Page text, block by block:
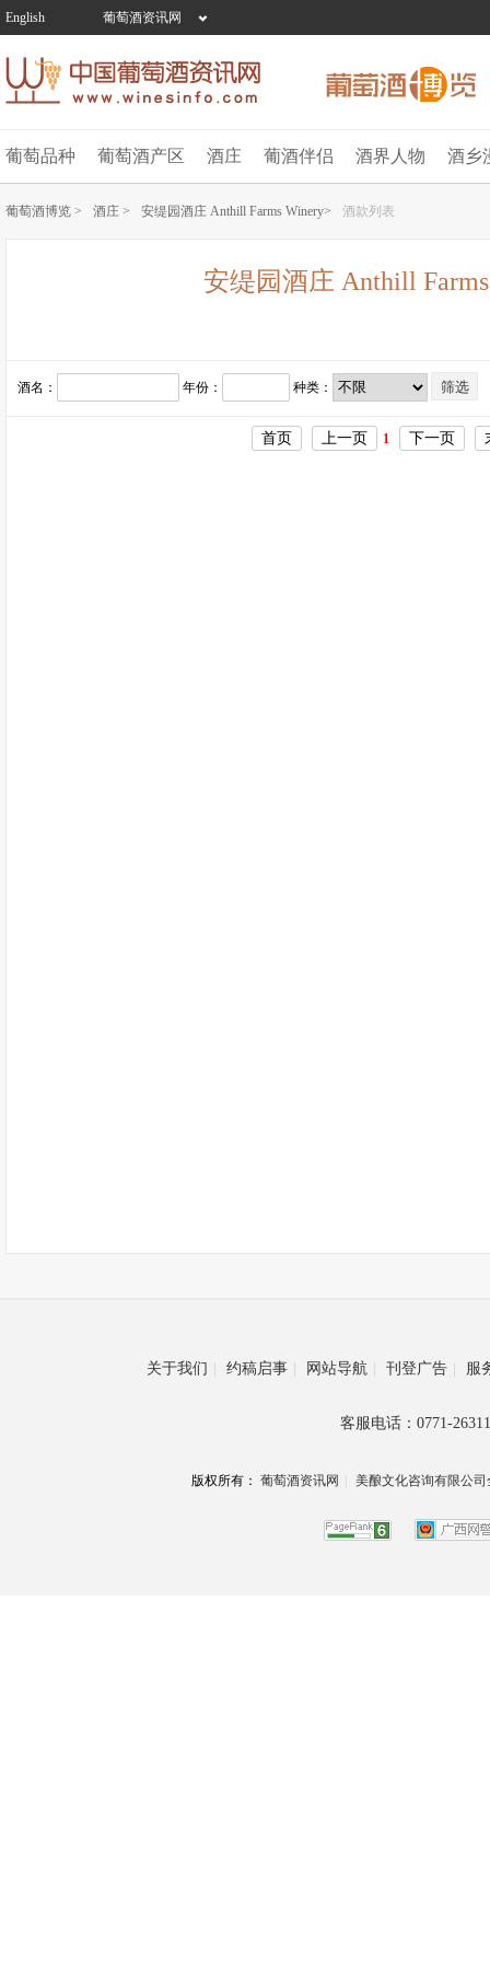
English 葡萄酒资讯网
葡萄品种 葡萄酒产区 酒庄 葡酒伴侣 酒界人物 酒乡
葡萄酒博览 > 酒庄 > 安缇园酒庄 Anthill Farms Winery> 酒款列表
安缇园酒庄 Anthill
酒名： 年份： 种类：
首页 上一页 1 下一页
关于我们 | 约稿启事 | 网站导航 | 刊登广告 | 服
客服电话：0771-
版权所有： 葡萄酒资讯网 美酿文化咨询有限公司